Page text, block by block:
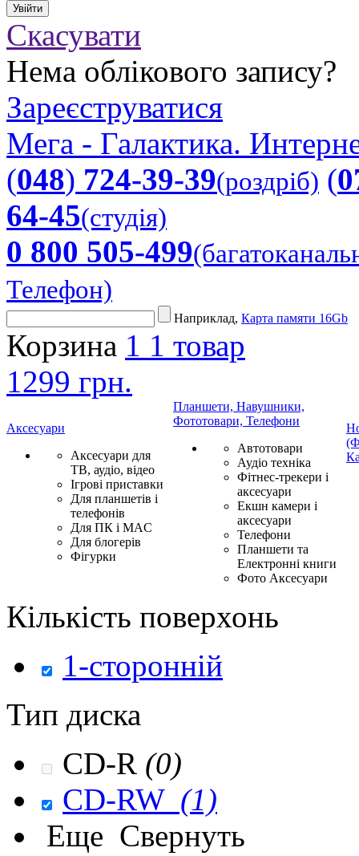
Скасувати
Нема облікового запису?
Зареєструватися
Мега - Галактика.
(048) 724-39-39(роздріб) (
64-45(студія)
0 800 505-499
Телефон)
Наприклад, Карта памяти 16Gb
Корзина 1 1 товар
1299 грн.
Аксесуари
Аксесуари для
ТВ, аудіо, відео
Ігрові приставки
Для планшетів і
телефонів
Для ПК і MAC
Для блогерів
Фігурки
Планшети, Навушники,
Фототовари, Телефони
Автотовари
Аудіо техніка
Фітнес-трекери і
аксесуари
Екшн камери і
аксесуари
Телефони
Планшети та
Електронні книги
Фото Аксесуари
Кількість поверхонь
1-сторонній
Тип диска
CD-R (0)
CD-RW (1)
Еще Свернуть